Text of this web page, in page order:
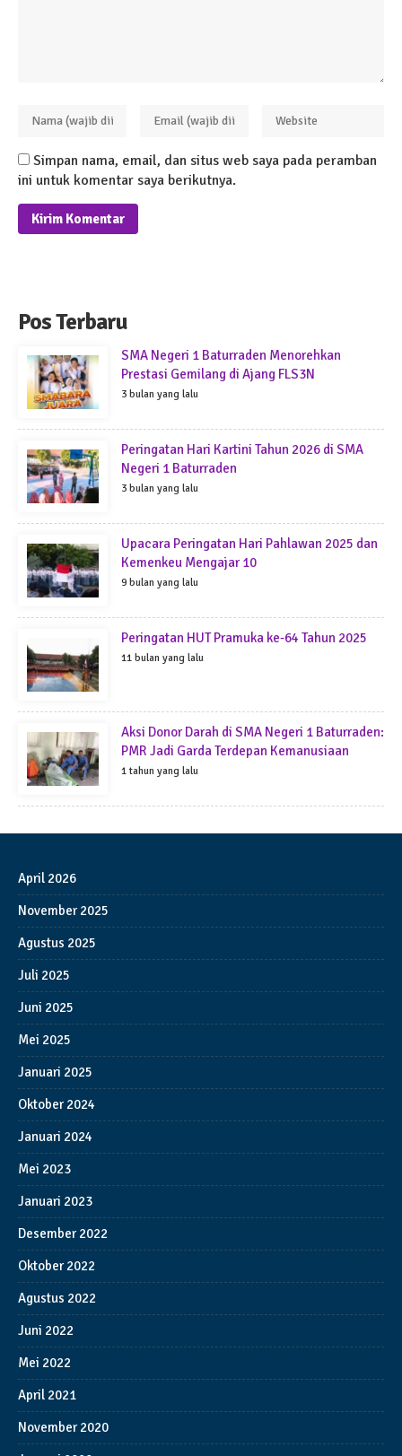
Simpan nama, email, dan situs web saya pada peramban
ini untuk komentar saya berikutnya.
Pos Terbaru
SMA Negeri 1 Baturraden Menorehkan
Prestasi Gemilang di Ajang FLS3N
3 bulan yang lalu
Peringatan Hari Kartini Tahun 2026 di SMA
Negeri 1 Baturraden
3 bulan yang lalu
Upacara Peringatan Hari Pahlawan 2025 dan
Kemenkeu Mengajar 10
9 bulan yang lalu
Peringatan HUT Pramuka ke-64 Tahun 2025
11 bulan yang lalu
Aksi Donor Darah di SMA Negeri 1 Baturraden:
PMR Jadi Garda Terdepan Kemanusiaan
1 tahun yang lalu
April 2026
November 2025
Agustus 2025
Juli 2025
Juni 2025
Mei 2025
Januari 2025
Oktober 2024
Januari 2024
Mei 2023
Januari 2023
Desember 2022
Oktober 2022
Agustus 2022
Juni 2022
Mei 2022
April 2021
November 2020